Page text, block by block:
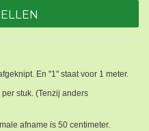
En "1" staat voor 1 meter.
stuk. (Tenzij anders
afname is 50 centimeter.